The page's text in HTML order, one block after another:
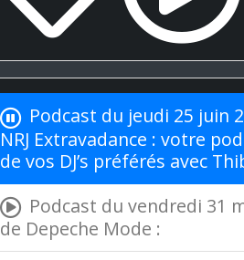
Podcast du jeudi 25 juin
NRJ Extravadance : votre
de vos DJ’s préférés avec
Podcast du vendredi 31
de Depeche Mode :